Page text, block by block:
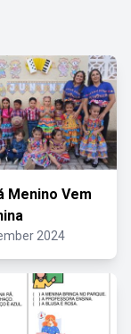
Menino Vem
2024